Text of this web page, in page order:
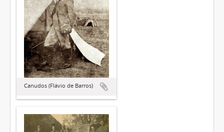
Canudos (Flávio de Barros)